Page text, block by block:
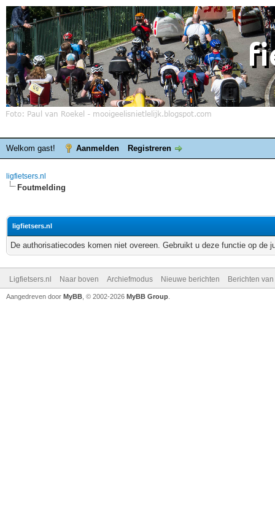
Welkom gast! Aanmelden Registreren
ligfietsers.nl
Foutmelding
ligfietsers.nl
De authorisatiecodes komen niet overeen. Gebruikt u deze functie op de
Ligfietsers.nl Naar boven Archiefmodus Nieuwe berichten Berichten
Aangedreven door MyBB , © 2002-2026 MyBB Group